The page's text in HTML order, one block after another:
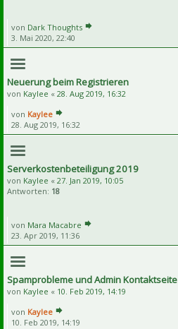
von Dark Thoughts
3. Mai 2020, 22:40
Neuerung beim Registrieren
von Kaylee « 28. Aug 2019, 16:32
von Kaylee
28. Aug 2019, 16:32
Serverkostenbeteiligung 2019
von Kaylee « 27. Jan 2019, 10:05
Antworten: 18
von Mara Macabre
23. Apr 2019, 11:36
Spamprobleme und Admin Kontaktseite
von Kaylee « 10. Feb 2019, 14:19
von Kaylee
10. Feb 2019, 14:19